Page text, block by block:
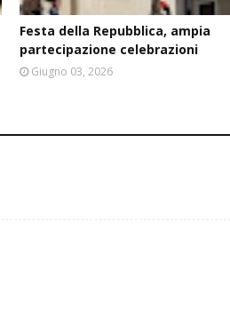
Festa della Repubblica, ampia
partecipazione celebrazioni
Giugno 03, 2026